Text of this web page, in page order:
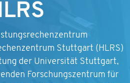
Stuttgart (HLRS)
der Universität Stuttgart,
Forschungszentrum für